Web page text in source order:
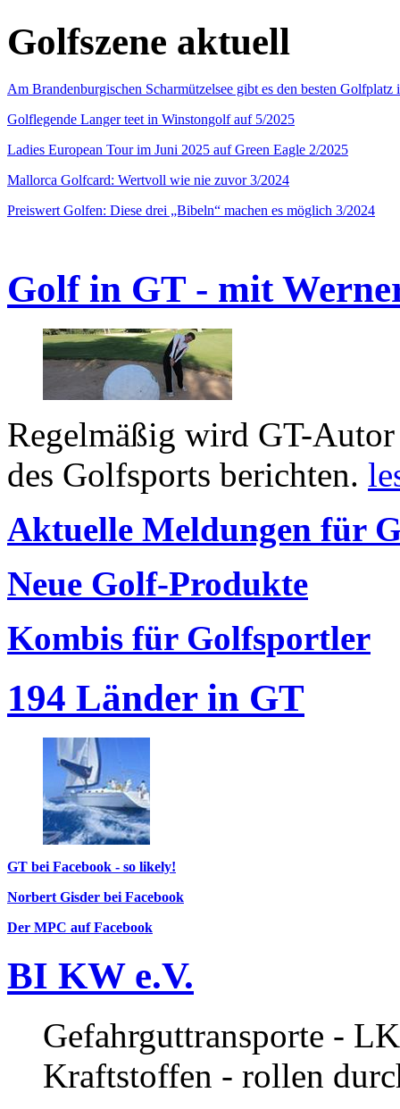
Golfszene aktuell
Am Brandenburgischen Scharmützelsee gibt es den besten
Golflegende Langer teet in Winstongolf auf 5/2025
Ladies European Tour im Juni 2025 auf Green Eagle 2/2025
Mallorca Golfcard: Wertvoll wie nie zuvor 3/2024
Preiswert Golfen: Diese drei „Bibeln“ machen es möglich 3/2024
Golf in GT - mit
Regelmäßig wird GT-
des Golfsports berichten.
Aktuelle Meldungen für
Neue Golf-Produkte
Kombis für Golfsportler
194 Länder in GT
GT bei Facebook - so likely!
Norbert Gisder bei Facebook
Der MPC auf Facebook
BI KW e.V.
Gefahrguttransporte -
Kraftstoffen - rollen